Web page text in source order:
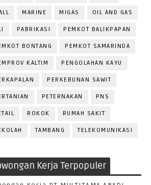
MARINE MIGAS OIL AND GAS
PABRIKASI PEMKOT BALIKPAPAN
BONTANG PEMKOT SAMARINDA
KALTIM PENGOLAHAN KAYU
PERKEBUNAN SAWIT
PETERNAKAN PNS
ROKOK RUMAH SAKIT
TAMBANG TELEKOMUNIKASI
Kerja Terpopuler